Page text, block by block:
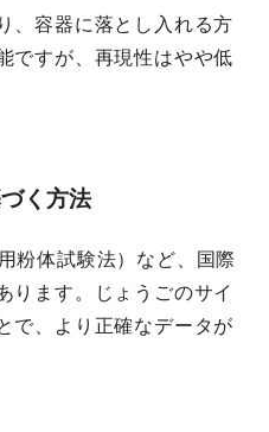
、容器に落とし入れる方
ですが、再現性はやや低
く方法
粉体試験法）など、国際
ります。じょうごのサイ
で、より正確なデータが